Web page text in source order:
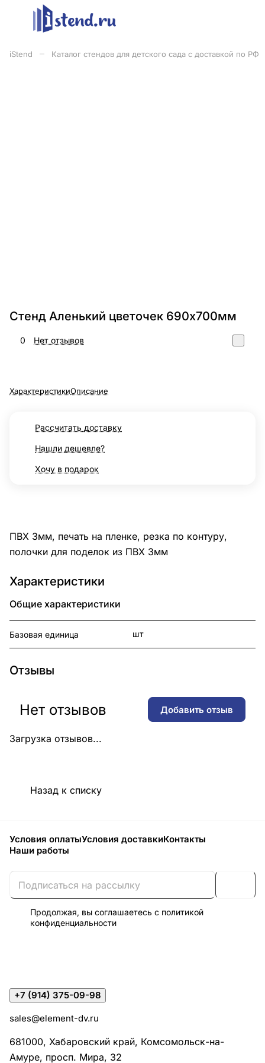
iStend Каталог стендов для детского сада с доставкой по РФ
Стенд Аленький цветочек 690х700мм
0 Нет отзывов
ХарактеристикиОписание
Рассчитать доставку
Нашли дешевле?
Хочу в подарок
ПВХ 3мм, печать на пленке, резка по контуру,
полочки для поделок из ПВХ 3мм
Характеристики
Общие характеристики
Базовая единица шт
Отзывы
Загрузка отзывов...
Нет отзывов Добавить отзыв
Назад к списку
Условия оплатыУсловия доставкиКонтакты
Наши работы
Продолжая, вы соглашаетесь с политикой
конфиденциальности
+7 (914) 375-09-98
sales@element-dv.ru
681000, Хабаровский край, Комсомольск-на-
Амуре, просп. Мира, 32